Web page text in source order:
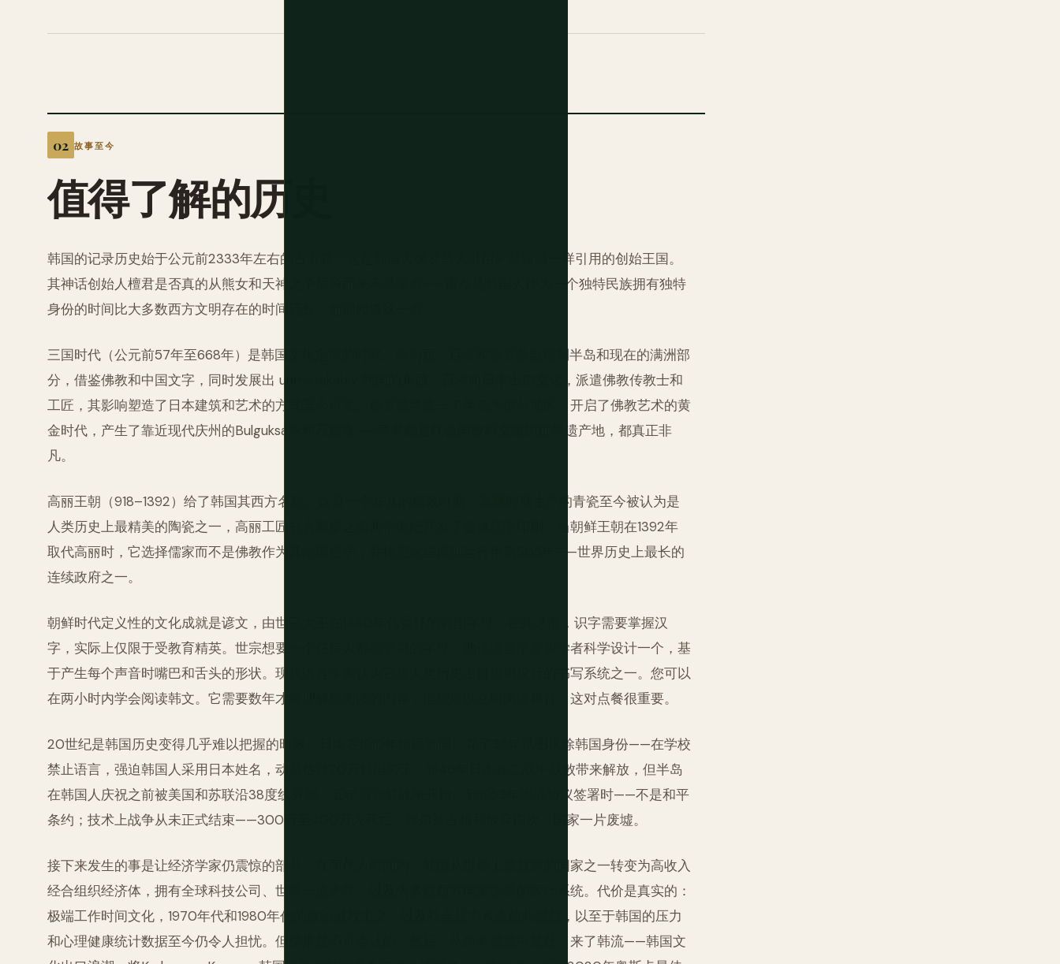
故事至今
值得了解的历史
韩国的记录历史始于公元前2333年左右的古乔森，这是韩国人像罗马人引用罗慕路斯一样引用的创始王国。
其神话创始人檀君是否真的从熊女和天神之子后裔而来不是重点——重点是韩国人作为一个独特民族拥有独特
身份的时间比大多数西方文明存在的时间还长，他们知道这一点。
三国时代（公元前57年至668年）是韩国文化定型的时候。高句丽、百济和新罗各自控制半岛和现在的满洲部
分，借鉴佛教和中国文字，同时发展出 unmistakably 韩国的东西。百济向日本出口文化，派遣佛教传教士和
工匠，其影响塑造了日本建筑和艺术的方式至今可见。新罗最终统一了半岛大部分地区，开启了佛教艺术的黄
金时代，产生了靠近现代庆州的Bulguksa寺和石窟庵——两者都是联合国教科文组织世界遗产地，都真正非
凡。
高丽王朝（918–1392）给了韩国其西方名称。这是一个非凡的精致时期：高丽时期生产的青瓷至今被认为是
人类历史上最精美的陶瓷之一，高丽工匠在古腾堡之前两个世纪开发了金属活字印刷。当朝鲜王朝在1392年
取代高丽时，它选择儒家而不是佛教作为其治理哲学，并按照这些原则运行半岛505年——世界历史上最长的
连续政府之一。
朝鲜时代定义性的文化成就是谚文，由世宗大王在1440年代委托的韩国字母。在此之前，识字需要掌握汉
字，实际上仅限于受教育精英。世宗想要一个任何人都能学习的字母。他让语言学家和学者科学设计一个，基
于产生每个声音时嘴巴和舌头的形状。现代语言学家认为它是人类历史上最逻辑设计的书写系统之一。您可以
在两小时内学会阅读韩文。它需要数年才能理解您阅读的内容，但您可以立即阅读声音。这对点餐很重要。
20世纪是韩国历史变得几乎难以把握的时候。日本在1910年殖民韩国，花了35年试图抹除韩国身份——在学校
禁止语言，强迫韩国人采用日本姓名，动员估计70万韩国劳工。1945年日本在二战中战败带来解放，但半岛
在韩国人庆祝之前被美国和苏联沿38度线分割。五年后朝鲜战争开始。到1953年停战协议签署时——不是和平
条约；技术上战争从未正式结束——300万至400万人死亡，首尔被占领和放弃四次，国家一片废墟。
接下来发生的事是让经济学家仍震惊的部分。在两代人时间内，韩国从世界上最贫穷的国家之一转变为高收入
经合组织经济体，拥有全球科技公司、世界一流大学，以及大多数西方国家羡慕的医疗系统。代价是真实的：
极端工作时间文化，1970年代和1980年代的政治威权主义，以及社会压力系统如此强烈，以至于韩国的压力
和心理健康统计数据至今仍令人担忧。但结果是不可否认的。然后，从所有强度中某处，来了韩流——韩国文